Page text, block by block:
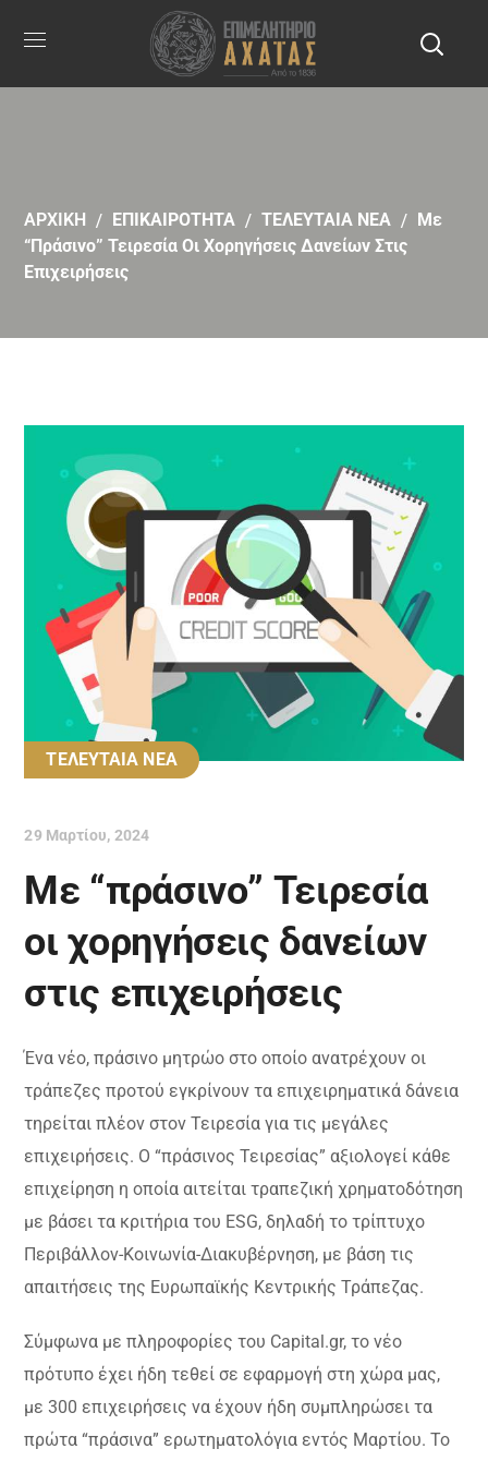
ΑΡΧΙΚΗ ΕΠΙΚΑΙΡΟΤΗΤΑ ΤΕΛΕΥΤΑΙΑ ΝΕΑ
Με
“πράσινο” Τειρεσία Οι Χορηγήσεις Δανείων Στις
Επιχειρήσεις
ΤΕΛΕΥΤΑΙΑ ΝΕΑ
29 Μαρτίου, 2024
Με “πράσινο” Τειρεσία
οι χορηγήσεις δανείων
στις επιχειρήσεις
Ένα νέο, πράσινο μητρώο στο οποίο ανατρέχουν οι
τράπεζες προτού εγκρίνουν τα επιχειρηματικά δάνεια
τηρείται πλέον στον Τειρεσία για τις μεγάλες
επιχειρήσεις. Ο “πράσινος Τειρεσίας” αξιολογεί κάθε
επιχείρηση η οποία αιτείται τραπεζική χρηματοδότηση
με βάσει τα κριτήρια του ESG, δηλαδή το τρίπτυχο
Περιβάλλον-Κοινωνία-Διακυβέρνηση, με βάση τις
απαιτήσεις της Ευρωπαϊκής Κεντρικής Τράπεζας.
Σύμφωνα με πληροφορίες του Capital.gr, το νέο
πρότυπο έχει ήδη τεθεί σε εφαρμογή στη χώρα μας,
με 300 επιχειρήσεις να έχουν ήδη συμπληρώσει τα
πρώτα “πράσινα” ερωτηματολόγια εντός Μαρτίου. Το